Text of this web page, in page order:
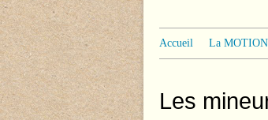
Accueil La
Les